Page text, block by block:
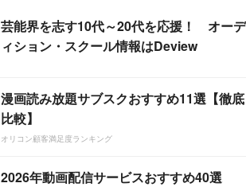
芸能界を志す10代～20代を応援！ オーデ
ィション・スクール情報はDeview
漫画読み放題サブスクおすすめ11選【徹底
比較】
オリコン顧客満足度ランキング
2026年動画配信サービスおすすめ40選